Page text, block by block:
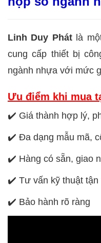
Linh Duy Phát là
cung cấp thiết bị
ngành nhựa với mức
Ưu điểm khi mua
✔️ Giá thành hợp lý,
✔️ Đa dạng mẫu mã,
✔️ Hàng có sẵn, giao
✔️ Tư vấn kỹ thuật tận
✔️ Bảo hành rõ ràng